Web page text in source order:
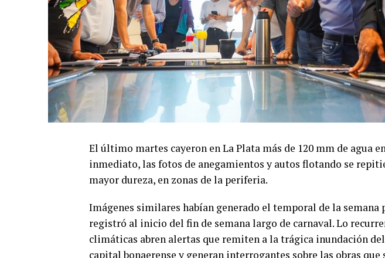
El último martes cayeron en La Plata más de 120 mm de agua
inmediato, las fotos de anegamientos y autos flotando se
mayor dureza, en zonas de la periferia.
Imágenes similares habían generado el temporal de la semana
registró al inicio del fin de semana largo de carnaval. Lo
climáticas abren alertas que remiten a la trágica inundación
capital bonaerense y generan interrogantes sobre las obras